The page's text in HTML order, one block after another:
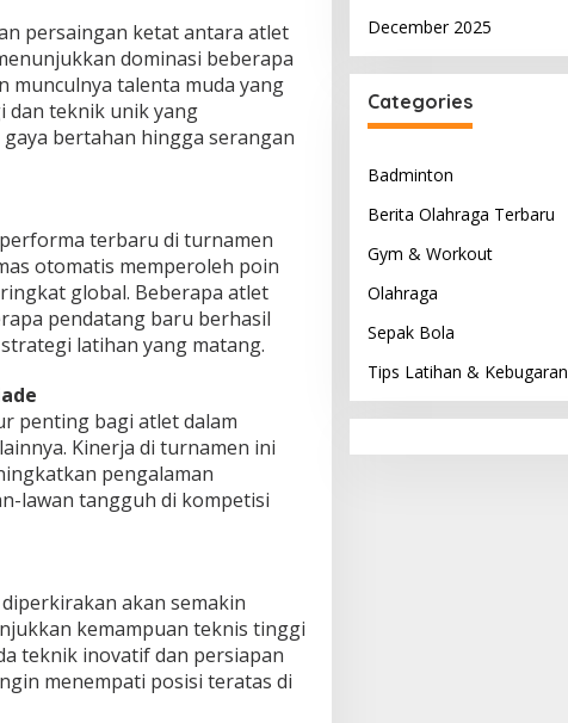
persaingan ketat antara atlet
dominasi beberapa
munculnya talenta muda yang
dan teknik unik yang
bertahan hingga serangan
terbaru di turnamen
otomatis memperoleh poin
global. Beberapa atlet
pendatang baru berhasil
latihan yang matang.
penting bagi atlet dalam
Kinerja di turnamen ini
pengalaman
lawan tangguh di kompetisi
akan semakin
kemampuan teknis tinggi
teknik inovatif dan persiapan
menempati posisi teratas di
December 2025
Categories
Badminton
Berita Olahraga Terbaru
Gym & Workout
Olahraga
Sepak Bola
Tips Latihan & Kebugaran